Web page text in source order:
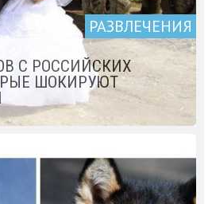
РАЗВЛЕЧЕНИЯ
С РОССИЙСКИХ
ШОКИРУЮТ